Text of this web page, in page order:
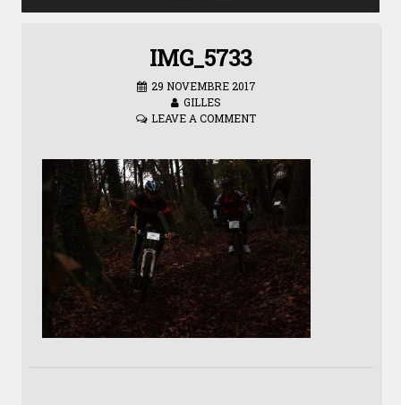
IMG_5733
29 NOVEMBRE 2017
GILLES
LEAVE A COMMENT